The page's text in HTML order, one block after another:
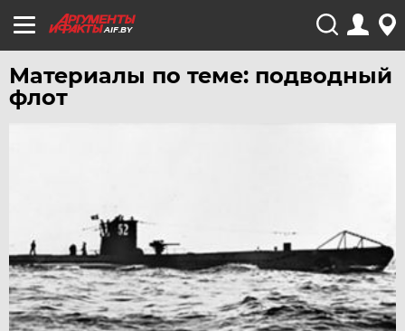
AIF.BY
Материалы по теме: подводный
флот